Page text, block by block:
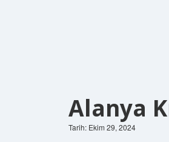
Alanya
Tarih: Ekim 29, 2024